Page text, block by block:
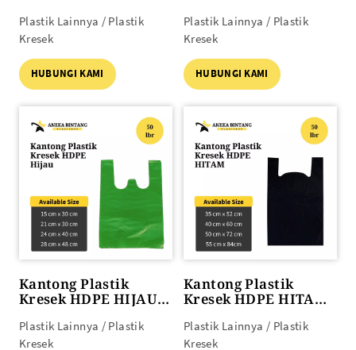
x 48)
Plastik Lainnya / Plastik
Kresek
HUBUNGI KAMI
x 48)
Plastik Lainnya / Plastik
Kresek
HUBUNGI KAMI
Kantong Plastik
Kresek HDPE HIJAU
x 48)
Plastik Lainnya / Plastik
Kresek
Kantong Plastik
Kresek HDPE HITAM
x 84)
Plastik Lainnya / Plastik
Kresek